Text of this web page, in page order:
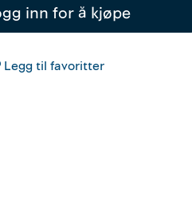
inn for å kjøpe
Legg til favoritter